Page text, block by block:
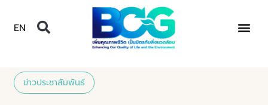
EN
ข่าวประชาสัมพันธ์